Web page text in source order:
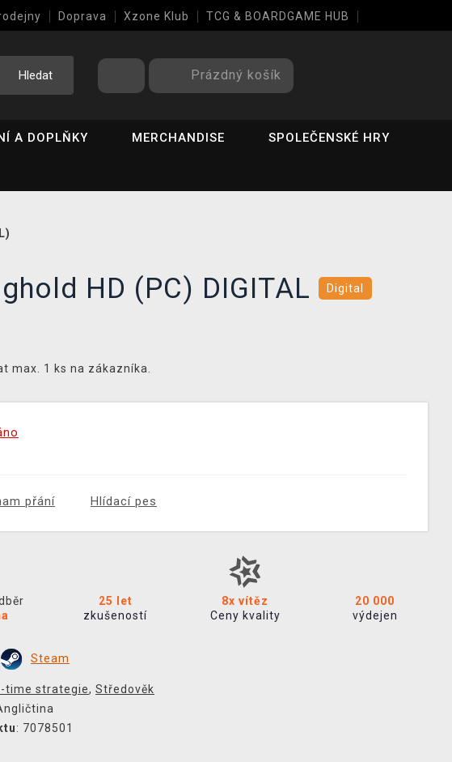
Doprava Xzone Klub TCG & BOARDGAME HUB
Hledat Prázdný košík
A DOPLŇKY MERCHANDISE SPOLEČENSKÉ HRY
HD (PC) DIGITAL Digital
max. 1 ks na zákazníka.
přání Hlídací pes
25 let
zkušeností
8x vítěz
Ceny kvality
20 000
výdejen
Steam
time strategie, Středověk
: 7078501